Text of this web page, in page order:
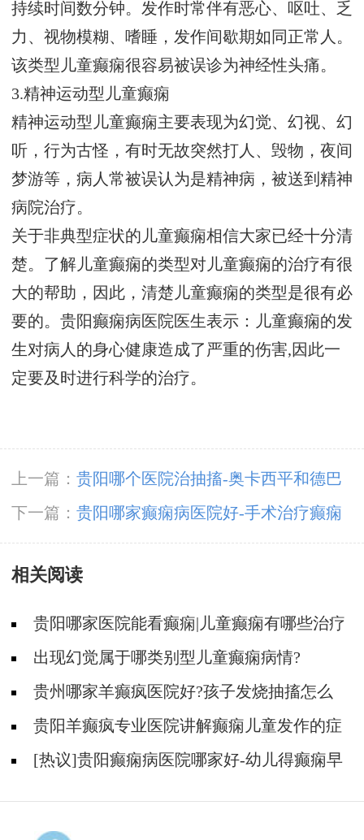
持续时间数分钟。发作时常伴有恶心、呕吐、乏
力、视物模糊、嗜睡，发作间歇期如同正常人。
该类型儿童癫痫很容易被误诊为神经性头痛。
3.精神运动型儿童癫痫
精神运动型儿童癫痫主要表现为幻觉、幻视、幻
听，行为古怪，有时无故突然打人、毁物，夜间
梦游等，病人常被误认为是精神病，被送到精神
病院治疗。
关于非典型症状的儿童癫痫相信大家已经十分清
楚。了解儿童癫痫的类型对儿童癫痫的治疗有很
大的帮助，因此，清楚儿童癫痫的类型是很有必
要的。贵阳癫痫病医院医生表示：儿童癫痫的发
生对病人的身心健康造成了严重的伤害,因此一
定要及时进行科学的治疗。
上一篇： 贵阳哪个医院治抽搐-奥卡西平和德巴
金治癫痫哪个好？
下一篇： 贵阳哪家癫痫病医院好-手术治疗癫痫
效果很好吗？
相关阅读
贵阳哪家医院能看癫痫|儿童癫痫有哪些治疗
方法?出现幻觉属于哪类别型儿童癫痫病情?
贵州哪家羊癫疯医院好?孩子发烧抽搐怎么
办?贵阳羊癫疯专业医院讲解癫痫儿童发作的症
状? [热议]贵阳癫痫病医院哪家好-幼儿得癫痫早